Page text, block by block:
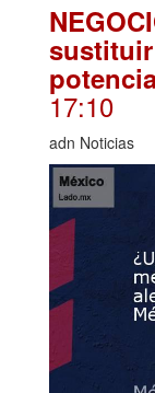
17:10
adn Noticias